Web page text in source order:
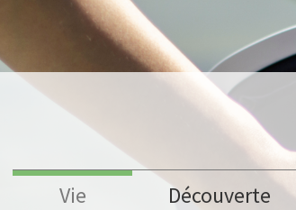
Vie
Découverte